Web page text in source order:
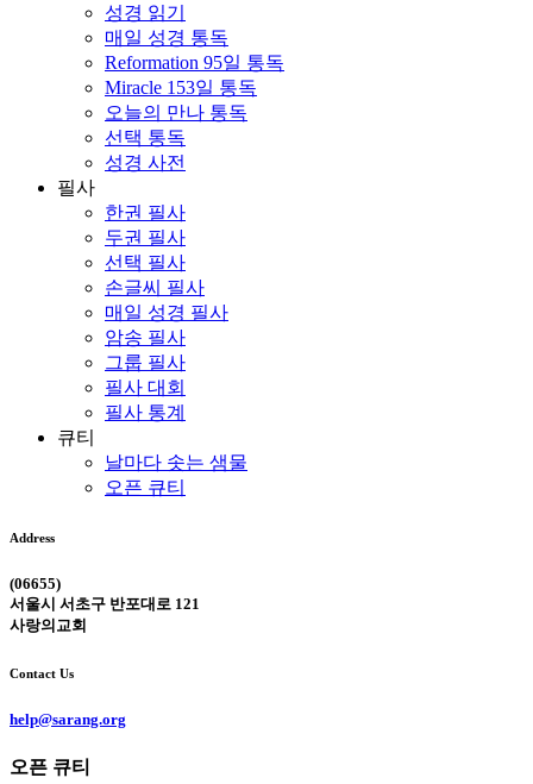
성경 읽기
매일 성경 통독
Reformation 95일 통독
Miracle 153일 통독
오늘의 만나 통독
선택 통독
성경 사전
필사
한권 필사
두권 필사
선택 필사
손글씨 필사
매일 성경 필사
암송 필사
그룹 필사
필사 대회
필사 통계
큐티
날마다 솟는 샘물
오픈 큐티
Address
(06655)
서울시 서초구 반포대로 121
사랑의교회
Contact Us
help@sarang.org
오픈 큐티